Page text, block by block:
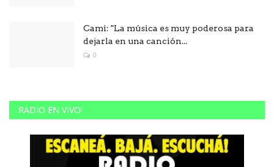
Cami: "La música es muy poderosa para
dejarla en una canción...
0
RADIO EN VIVO!